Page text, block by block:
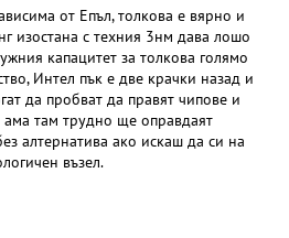
от Епъл, толкова е вярно и
изостана с техния 3нм дава лошо
капацитет за толкова голямо
Интел пък е две крачки назад и
да пробват да правят чипове и
ама там трудно ще оправдаят
алтернатива ако искаш да си на
възел.